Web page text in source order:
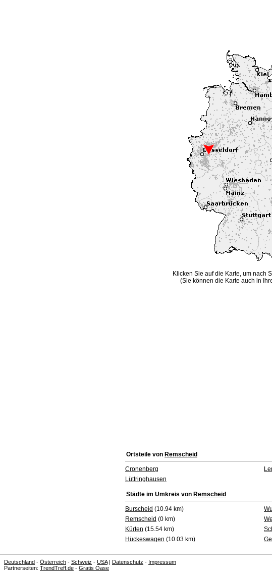
Klicken Sie auf die Karte, um nach
(Sie können die Karte auch in
Ortsteile von Remscheid
Cronenberg
Lüttringhausen
Städte im Umkreis von Remscheid
Burscheid (10.94 km)
Remscheid (0 km)
Kürten (15.54 km)
Hückeswagen (10.03 km)
Deutschland - Österreich - Schweiz - USA| Datenschutz - Impressum
Partnerseiten: TrendTreff.de - Gratis Oase